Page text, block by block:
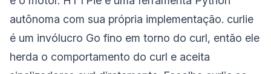
autônoma com sua própria implementação. curlie
é um invólucro Go fino em torno do curl, então ele
herda o comportamento do curl e aceita